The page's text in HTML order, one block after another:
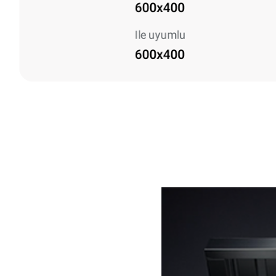
600x400
Ile uyumlu
600x400